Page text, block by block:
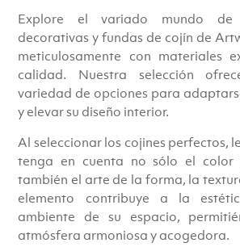
Explore el variado mundo de
decorativas y fundas de cojín de
meticulosamente con materiales
calidad. Nuestra selección
variedad de opciones para
y elevar su diseño interior.
Al seleccionar los cojines perfectos,
tenga en cuenta no sólo el color
también el arte de la forma, la
elemento contribuye a la
ambiente de su espacio,
atmósfera armoniosa y acogedora.